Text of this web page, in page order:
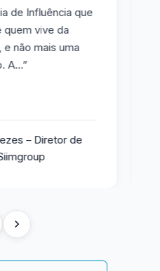
de Influência que
quem vive da
não mais uma
A…”
– Diretor de